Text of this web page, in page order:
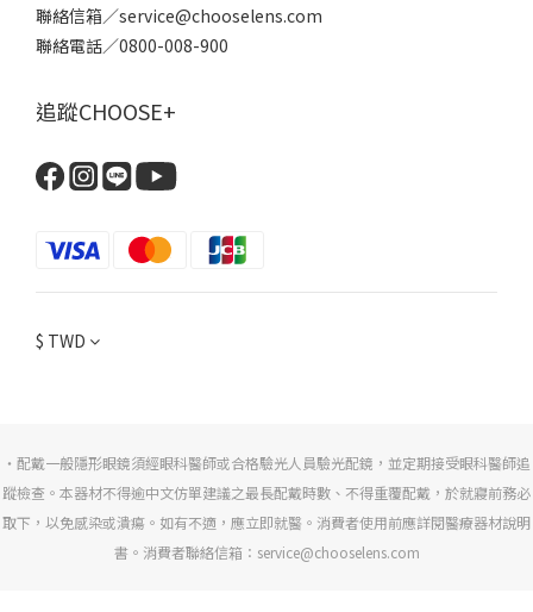
聯絡信箱／service@chooselens.com
聯絡電話／0800-008-900
追蹤CHOOSE+
$ TWD
・配戴一般隱形眼鏡須經眼科醫師或合格驗光人員驗光配鏡，並定期接受眼科醫師追
蹤檢查。本器材不得逾中文仿單建議之最長配戴時數、不得重覆配戴，於就寢前務必
取下，以免感染或潰瘍。如有不適，應立即就醫。消費者使用前應詳閱醫療器材說明
書。消費者聯絡信箱：service@chooselens.com